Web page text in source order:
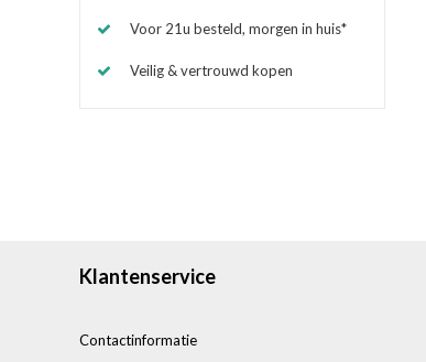
Voor 21u besteld, morgen in huis*
Veilig & vertrouwd kopen
Klantenservice
Contactinformatie